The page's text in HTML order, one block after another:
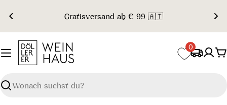
Inhalt
springen
Gratisversand ab € 99 🇦🇹
Suchen
0